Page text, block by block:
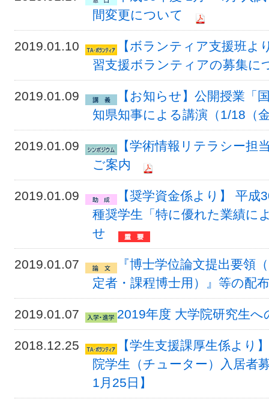
間変更について
2019.01.10
【ボランティア支援班よ
習支援ボランティアの募集に
2019.01.09
【お知らせ】公開授業「
知県知事による講演（1/18（
2019.01.09
【学術情報リテラシー担
ご案内
2019.01.09
【奨学資金係より】 平
種奨学生「特に優れた業績に
せ
2019.01.07
『博士学位論文提出要領
定者・課程博士用）』等の配
2019.01.07 2019年度 大学院研究生
2018.12.25
【学生支援課厚生係より
院学生（チューター）入居者
1月25日】